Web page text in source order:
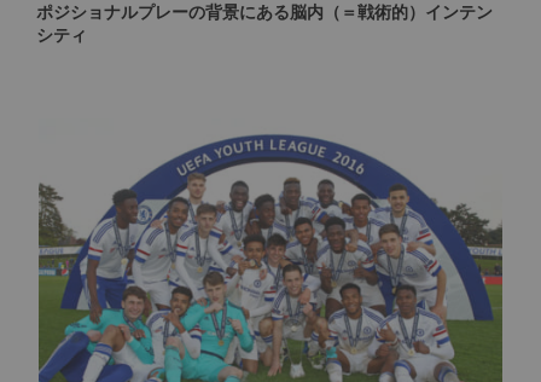
ポジショナルプレーの背景にある脳内（＝戦術的）インテン
シティ